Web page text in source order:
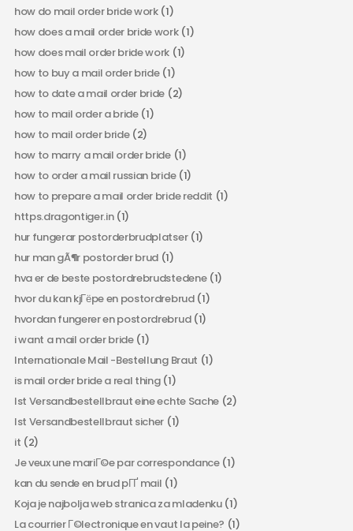
how do mail order bride work(1)
how does a mail order bride work(1)
how does mail order bride work (1)
how to buy a mail order bride(1)
how to date a mail order bride (2)
how to mail order a bride(1)
how to mail order bride(2)
how to marry a mail order bride(1)
how to order a mail russian bride(1)
how to prepare a mail order bride reddit (1)
https.dragontiger.in(1)
hur fungerar postorderbrudplatser(1)
hur man gÃ¶r postorder brud (1)
hva er de beste postordrebrudstedene(1)
hvor du kan kjГёpe en postordrebrud(1)
hvordan fungerer en postordrebrud(1)
i want a mail order bride(1)
Internationale Mail -Bestellung Braut (1)
is mail order bride a real thing(1)
Ist Versandbestellbraut eine echte Sache(2)
Ist Versandbestellbraut sicher (1)
it (2)
Je veux une mariГ©e par correspondance(1)
kan du sende en brud pГҐ mail (1)
Koja je najbolja web stranica za mladenku(1)
La courrier Г©lectronique en vaut la peine? (1)